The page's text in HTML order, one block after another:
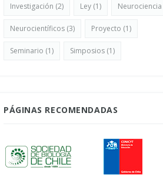
Investigación (2) Ley (1) Neurociencia
Neurocientíficos (3) Proyecto (1)
Seminario (1) Simposios (1)
PÁGINAS RECOMENDADAS